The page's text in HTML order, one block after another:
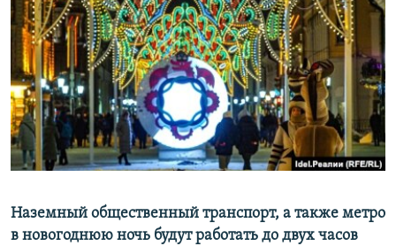
РАСПИСАНИЕ ВЕЩАНИЯ
ПОДПИШИТЕСЬ НА РАССЫЛКУ
СОЦИАЛЬНЫЕ СЕТИ
Все сайты РСЕ/РС
Наземный общественный транспорт, а также метро
в новогоднюю ночь будут работать до двух часов